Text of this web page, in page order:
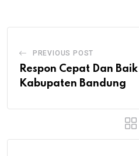
PREVIOUS POST
Respon Cepat Dan
Kabupaten Bandung